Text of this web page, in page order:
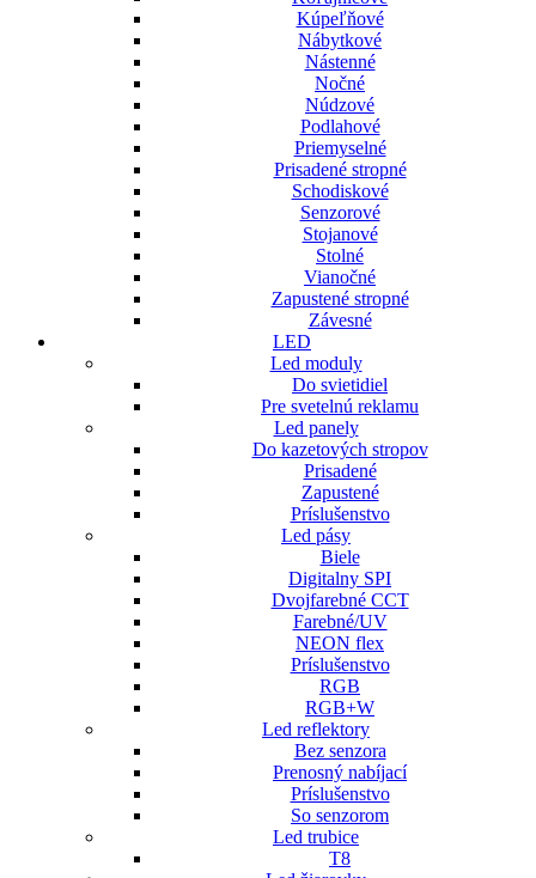
Kúpeľňové
Nábytkové
Nástenné
Nočné
Núdzové
Podlahové
Priemyselné
Prisadené stropné
Schodiskové
Senzorové
Stojanové
Stolné
Vianočné
Zapustené stropné
Závesné
LED
Led moduly
Do svietidiel
Pre svetelnú reklamu
Led panely
Do kazetových stropov
Prisadené
Zapustené
Príslušenstvo
Led pásy
Biele
Digitalny SPI
Dvojfarebné CCT
Farebné/UV
NEON flex
Príslušenstvo
RGB
RGB+W
Led reflektory
Bez senzora
Prenosný nabíjací
Príslušenstvo
So senzorom
Led trubice
T8